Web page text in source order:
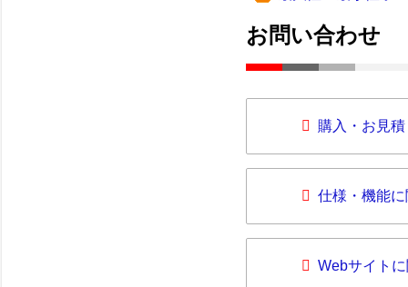
お問い合わせ
購入・お見
仕様・機能
Webサイト